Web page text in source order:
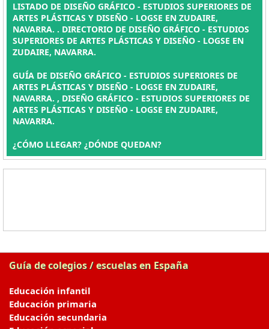
LISTADO DE DISEÑO GRÁFICO - ESTUDIOS SUPERIORES DE
ARTES PLÁSTICAS Y DISEÑO - LOGSE EN ZUDAIRE,
NAVARRA. . DIRECTORIO DE DISEÑO GRÁFICO - ESTUDIOS
SUPERIORES DE ARTES PLÁSTICAS Y DISEÑO - LOGSE EN
ZUDAIRE, NAVARRA.
GUÍA DE DISEÑO GRÁFICO - ESTUDIOS SUPERIORES DE
ARTES PLÁSTICAS Y DISEÑO - LOGSE EN ZUDAIRE,
NAVARRA. , DISEÑO GRÁFICO - ESTUDIOS SUPERIORES DE
ARTES PLÁSTICAS Y DISEÑO - LOGSE EN ZUDAIRE,
NAVARRA.
¿CÓMO LLEGAR? ¿DÓNDE QUEDAN?
Guía de colegios / escuelas en España
Educación infantil
Educación primaria
Educación secundaria